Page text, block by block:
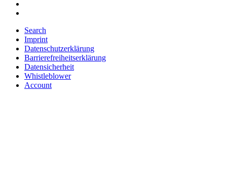
Search
Imprint
Datenschutzerklärung
Barrierefreiheitserklärung
Datensicherheit
Whistleblower
Account